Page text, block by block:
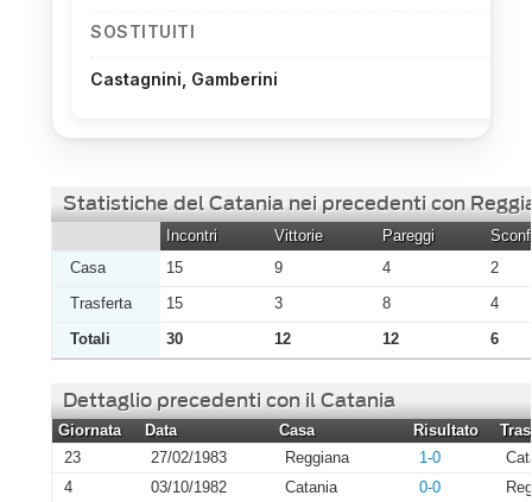
SOSTITUITI
Castagnini, Gamberini
Statistiche del Catania nei precedenti con
Incontri Vittorie Pareggi
Casa
15 9 4
2
Trasferta
15 3 8
4
Totali
30 12 12 6
Dettaglio precedenti con il Catania
Giornata Data Casa Risultato
23
27/02/1983 Reggiana 1-0
4
03/10/1982 Catania 0-0